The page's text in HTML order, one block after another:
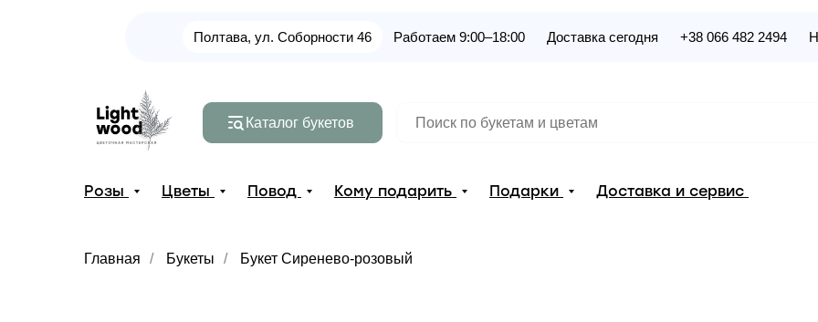
Полтава, ул. Соборности 46 Работаем 9:00–18:00 Доставка сегодня +38 066 482 2494
Каталог букетов
Розы Цветы Повод Кому подарить Подарки Доставка и сервис
Главная / Букеты / Букет Сиренево-розовый